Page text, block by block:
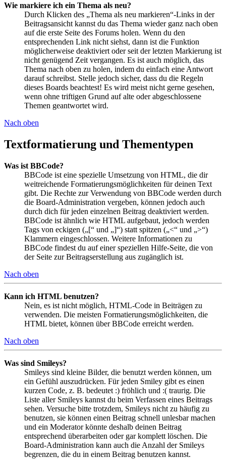
Wie markiere ich ein Thema als neu?
Durch Klicken des „Thema als neu markieren“-Links in der
Beitragsansicht kannst du das Thema wieder ganz nach oben
auf die erste Seite des Forums holen. Wenn du den
entsprechenden Link nicht siehst, dann ist die Funktion
möglicherweise deaktiviert oder seit der letzten Markierung ist
nicht genügend Zeit vergangen. Es ist auch möglich, das
Thema nach oben zu holen, indem du einfach eine Antwort
darauf schreibst. Stelle jedoch sicher, dass du die Regeln
dieses Boards beachtest! Es wird meist nicht gerne gesehen,
wenn ohne triftigen Grund auf alte oder abgeschlossene
Themen geantwortet wird.
Nach oben
Textformatierung und Thementypen
Was ist BBCode?
BBCode ist eine spezielle Umsetzung von HTML, die dir
weitreichende Formatierungsmöglichkeiten für deinen Text
gibt. Die Rechte zur Verwendung von BBCode werden durch
die Board-Administration vergeben, können jedoch auch
durch dich für jeden einzelnen Beitrag deaktiviert werden.
BBCode ist ähnlich wie HTML aufgebaut, jedoch werden
Tags von eckigen („[“ und „]“) statt spitzen („<“ und „>“)
Klammern eingeschlossen. Weitere Informationen zu
BBCode findest du auf einer speziellen Hilfe-Seite, die von
der Seite zur Beitragserstellung aus zugänglich ist.
Nach oben
Kann ich HTML benutzen?
Nein, es ist nicht möglich, HTML-Code in Beiträgen zu
verwenden. Die meisten Formatierungsmöglichkeiten, die
HTML bietet, können über BBCode erreicht werden.
Nach oben
Was sind Smileys?
Smileys sind kleine Bilder, die benutzt werden können, um
ein Gefühl auszudrücken. Für jeden Smiley gibt es einen
kurzen Code, z. B. bedeutet :) fröhlich und :( traurig. Die
Liste aller Smileys kannst du beim Verfassen eines Beitrags
sehen. Versuche bitte trotzdem, Smileys nicht zu häufig zu
benutzen, sie können einen Beitrag schnell unlesbar machen
und ein Moderator könnte deshalb deinen Beitrag
entsprechend überarbeiten oder gar komplett löschen. Die
Board-Administration kann auch die Anzahl der Smileys
begrenzen, die du in einem Beitrag benutzen kannst.